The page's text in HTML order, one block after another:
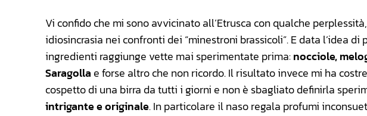
Vi confido che mi sono avvicinato all’Etrusca con qualche
idiosincrasia nei confronti dei “minestroni brassicoli”. E data l’idea
ingredienti raggiunge vette mai sperimentate prima:nocciole,
Saragolla e forse altro che non ricordo. Il risultato invece mi ha
cospetto di una birra da tutti i giorni e non è sbagliato definirla
intrigante e originale. In particolare il naso regala profumi